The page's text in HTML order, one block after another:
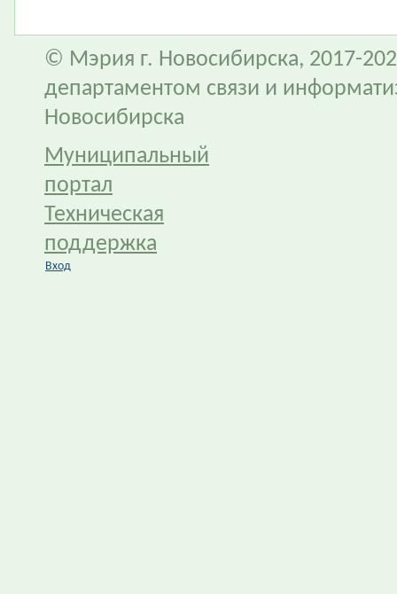
© Мэрия г. Новосибирска, 2017-
департаментом связи и
Новосибирска
Муниципальный
портал
Техническая
поддержка
Вход